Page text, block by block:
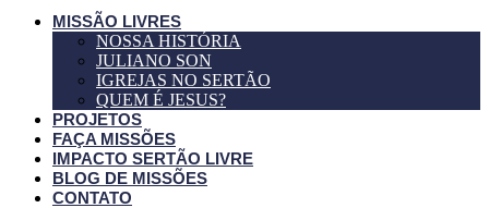
MISSÃO LIVRES
NOSSA HISTÓRIA
JULIANO SON
IGREJAS NO SERTÃO
QUEM É JESUS?
PROJETOS
FAÇA MISSÕES
IMPACTO SERTÃO LIVRE
BLOG DE MISSÕES
CONTATO